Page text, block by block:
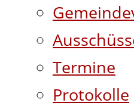
Termine
Protokolle